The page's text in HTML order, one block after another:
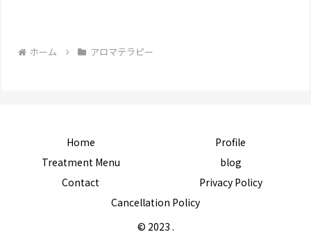
ホーム アロマテラピー
Home
Profile
Treatment Menu
blog
Contact
Privacy Policy
Cancellation Policy
© 2023 .